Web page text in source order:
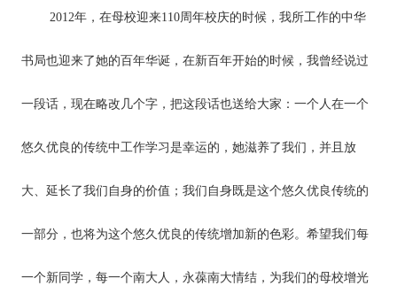
2012年，在母校迎来110周年校庆的时候，我所工作的中华
书局也迎来了她的百年华诞，在新百年开始的时候，我曾经说过
一段话，现在略改几个字，把这段话也送给大家：一个人在一个
悠久优良的传统中工作学习是幸运的，她滋养了我们，并且放
大、延长了我们自身的价值；我们自身既是这个悠久优良传统的
一部分，也将为这个悠久优良的传统增加新的色彩。希望我们每
一个新同学，每一个南大人，永葆南大情结，为我们的母校增光